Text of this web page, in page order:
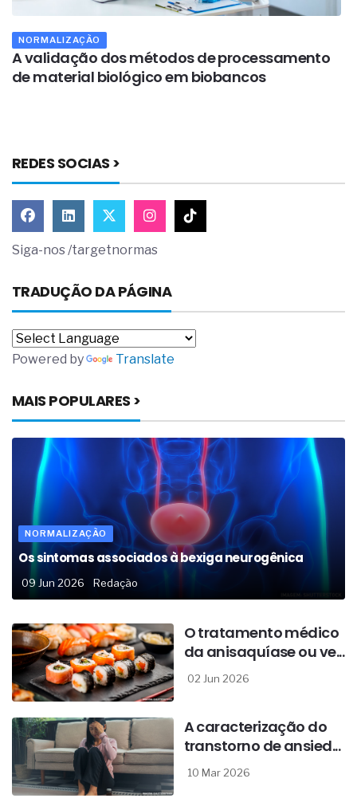
NORMALIZAÇÃO
A validação dos métodos de processamento
de material biológico em biobancos
REDES SOCIAS >
Siga-nos /targetnormas
TRADUÇÃO DA PÁGINA
Powered by Translate
MAIS POPULARES >
NORMALIZAÇÃO
Os sintomas associados à bexiga neurogênica
09 Jun 2026 Redação
O tratamento médico
da anisaquíase ou ve...
02 Jun 2026
A caracterização do
transtorno de ansied...
10 Mar 2026